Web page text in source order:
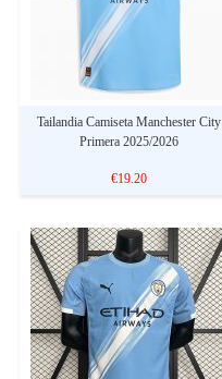
Tailandia Camiseta Manchester City
Primera 2025/2026
€19.20